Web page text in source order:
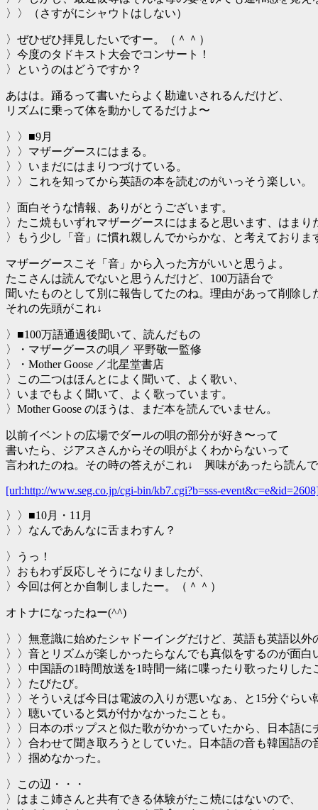
〉〉（さすがにシャウトはしない）
〉ぜひぜひ拝見したいですー。（＾＾）
〉今度のタドキスト大会でコンサート！
〉というのはどうですか？
あはは。踊るって書いたらよく勘違いされるんだけど、
リズムに乗って体を動かしてるだけよ〜
〉〉■9月
〉〉マザーグースにはまる。
〉〉いまだにはまりつづけている。
〉〉これを知ってから英語の本を読むのがいっそう楽しい。
〉面白そうな情報、ありがとうございます。
〉たこ焼もいずれマザーグースにはまると思います、はまり
〉もう少し「音」に慣れ親しんでからかな、と考えておりま
マザーグースこそ「音」から入った方がいいと思うよ。
たこさんは読んでないと思うんだけど、100万語台で
聞いたものとして別に報告してたのね。理由があって削除し
それの先頭がこれ↓
〉■100万語通過後聞いて、読んだもの
〉・マザーグースの唄／ 平野敬一監修
〉・Mother Goose ／北星堂書店
〉この二つはほんとによく聞いて、よく歌い、
〉いまでもよく聞いて、よく歌っています。
〉Mother Goose のほうは、まだ本を読んでいません。
以前イベントの広場でダールの唄の部分が好き〜って
書いたら、ジアスさんからその唄がよくわからないって
言われたのね。その時の答えがこれ↓ 興味があったら読ん
[url:http://www.seg.co.jp/cgi-bin/kb7.cgi?b=sss-event&c=e&id=2608]
〉〉■10月・11月
〉〉なんであんなに舌まわすん？
〉うっ！
〉おもわず反応しそうになりましたが、
〉今回は何とか自制しましたー。（＾＾）
オトナになったねー(^^)
〉〉無意識に始めたシャドーイングだけど、英語も英語以外
〉〉音とリズムが楽しかったらなんでも真似をするのが面白
〉〉中国語の1時間放送を1時間一緒に喋ったり歌ったりした
〉〉たびたび。
〉〉そういえば今日は電波の入りが悪いなぁ、と15分ぐらい
〉〉聴いていると気が付かなかったことも。
〉〉日本のポップスと似た歌がかかっていたから、日本語に
〉〉合わせて聞き取ろうとしていた。日本語の音も韓国語の
〉〉掴めなかった。
〉この辺・・・
〉はまこ姉さんと共有できる体験がたこ焼にはないので、